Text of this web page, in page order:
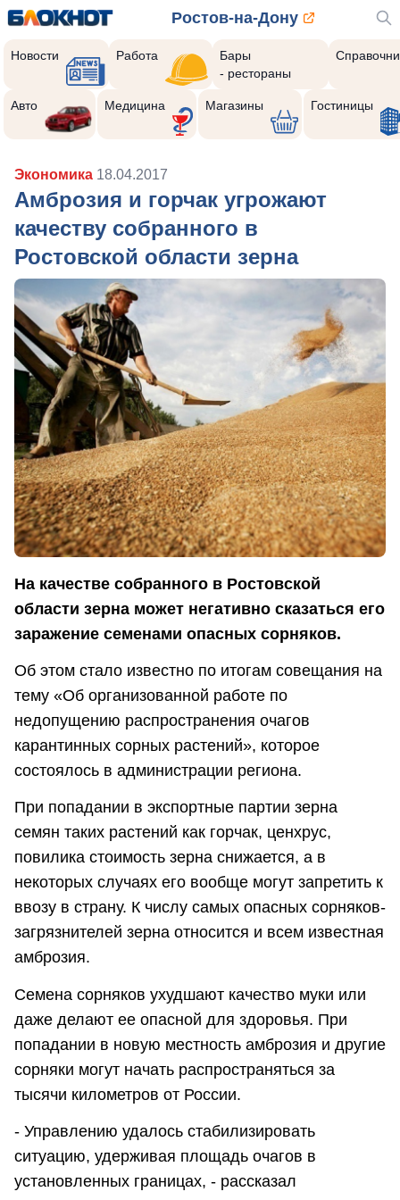
Ростов-на-Дону
Новости Работа
Бары
- рестораны
Авто Медицина Магазины Гостиницы
Экономика 18.04.2017
Амброзия и горчак угрожают
качеству собранного в
Ростовской области зерна
На качестве собранного в Ростовской
области зерна может негативно сказаться его
заражение семенами опасных сорняков.
Об этом стало известно по итогам совещания на
тему «Об организованной работе по
недопущению распространения очагов
карантинных сорных растений», которое
состоялось в администрации региона.
При попадании в экспортные партии зерна
семян таких растений как горчак, ценхрус,
повилика стоимость зерна снижается, а в
некоторых случаях его вообще могут запретить к
ввозу в страну. К числу самых опасных сорняков-
загрязнителей зерна относится и всем известная
амброзия.
Семена сорняков ухудшают качество муки или
даже делают ее опасной для здоровья. При
попадании в новую местность амброзия и другие
сорняки могут начать распространяться за
тысячи километров от России.
- Управлению удалось стабилизировать
ситуацию, удерживая площадь очагов в
установленных границах, - рассказал